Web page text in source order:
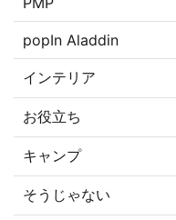
popIn Aladdin
インテリア
お役立ち
キャンプ
そうじゃない